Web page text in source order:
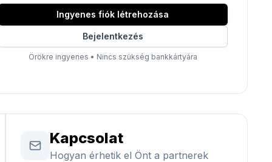
Ingyenes fiók létrehozása
Bejelentkezés
Örökre ingyenes • Nincs szükség bankkártyára
Kapcsolat
Hogyan érhetik el Önt a partnerek